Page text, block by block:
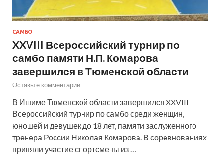
САМБО
XXVIII Всероссийский турнир по
самбо памяти Н.П. Комарова
завершился в Тюменской области
Оставьте комментарий
В Ишиме Тюменской области завершился XXVIII
Всероссийский турнир по самбо среди женщин,
юношей и девушек до 18 лет, памяти заслуженного
тренера России Николая Комарова. В соревнованиях
приняли участие спортсмены из …